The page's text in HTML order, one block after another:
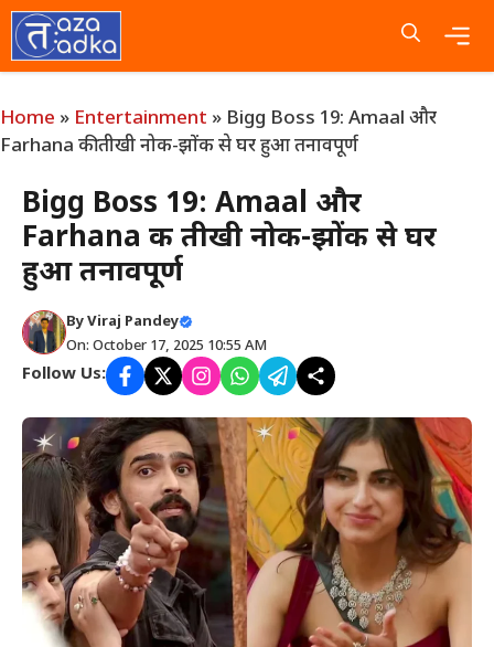
Skip
to
content
Home » Entertainment » Bigg Boss 19: Amaal और
Farhana की तीखी नोक-झोंक से घर हुआ तनावपूर्ण
Bigg Boss 19: Amaal और
Farhana की तीखी नोक-झोंक से घर
हुआ तनावपूर्ण
ByViraj Pandey
On: October 17, 2025 10:55 AM
Follow Us: